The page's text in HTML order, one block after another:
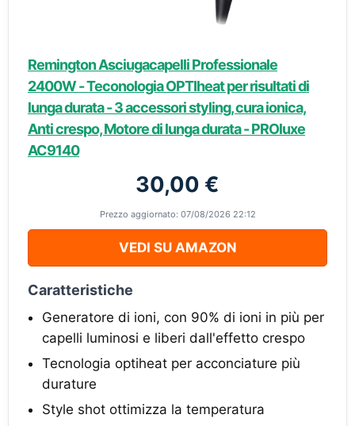
Remington Asciugacapelli Professionale
2400W - Teconologia OPTIheat per risultati di
lunga durata - 3 accessori styling, cura ionica,
Anti crespo, Motore di lunga durata - PROluxe
AC9140
30,00 €
Prezzo aggiornato: 07/08/2026 22:12
VEDI SU AMAZON
Caratteristiche
Generatore di ioni, con 90% di ioni in più per
capelli luminosi e liberi dall'effetto crespo
Tecnologia optiheat per acconciature più
durature
Style shot ottimizza la temperatura